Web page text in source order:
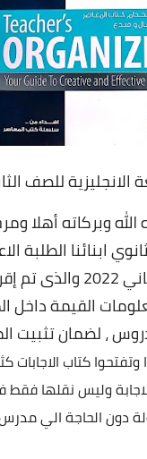
للصف الثاني
الله وبركاته أهلا
ابنائنا الطلبة
كتاب المعاصر للصف
القيمة
، لضمان
وتفتحوا كتاب
وليس نقلها
دون الحاجة الي